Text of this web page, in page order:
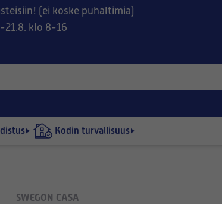
(ei koske puhaltimia)
21.8. klo 8-16
Kodin turvallisuus
SWEGON CASA